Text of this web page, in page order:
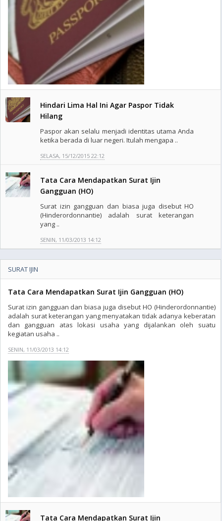
Hindari Lima Hal Ini Agar Paspor Tidak
Hilang
Paspor akan selalu menjadi identitas utama Anda
ketika berada di luar negeri. Itulah mengapa ..
SELASA, 15/12/2015 22:12
Tata Cara Mendapatkan Surat Ijin
Gangguan (HO)
Surat izin gangguan dan biasa juga disebut HO
(Hinderordonnantie) adalah surat keterangan
yang ..
SENIN, 11/03/2013 14:12
SURAT IJIN
Tata Cara Mendapatkan Surat Ijin Gangguan (HO)
Surat izin gangguan dan biasa juga disebut HO (Hinderordonnantie)
adalah surat keterangan yang menyatakan tidak adanya keberatan
dan gangguan atas lokasi usaha yang dijalankan oleh suatu
kegiatan usaha ..
SENIN, 11/03/2013 14:12
Tata Cara Mendapatkan Surat Ijin